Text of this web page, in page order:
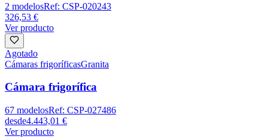
2 modelosRef: CSP-020243
326,53 €
Ver producto
Agotado
Cámaras frigoríficasGranita
Cámara frigorífica
67 modelosRef: CSP-027486
desde4.443,01 €
Ver producto